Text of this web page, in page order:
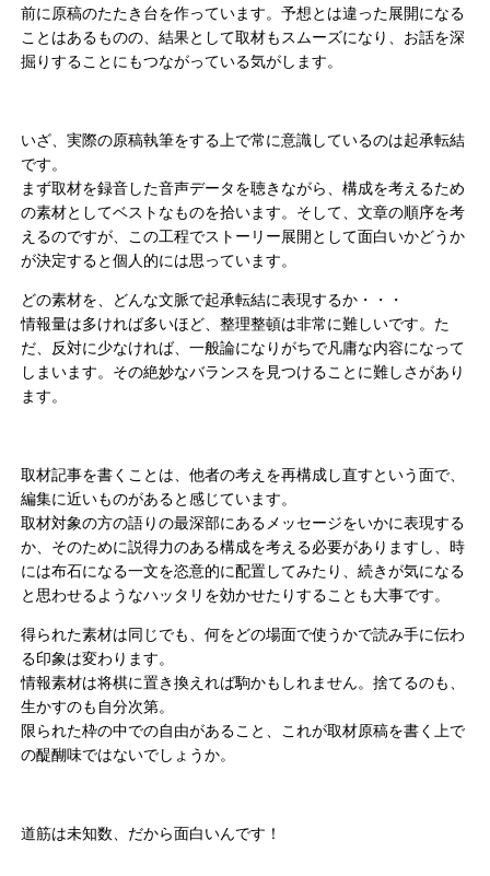
前に原稿のたたき台を作っています。予想とは違った展開になる
ことはあるものの、結果として取材もスムーズになり、お話を深
掘りすることにもつながっている気がします。
いざ、実際の原稿執筆をする上で常に意識しているのは起承転結
です。
まず取材を録音した音声データを聴きながら、構成を考えるため
の素材としてベストなものを拾います。そして、文章の順序を考
えるのですが、この工程でストーリー展開として面白いかどうか
が決定すると個人的には思っています。
どの素材を、どんな文脈で起承転結に表現するか・・・
情報量は多ければ多いほど、整理整頓は非常に難しいです。た
だ、反対に少なければ、一般論になりがちで凡庸な内容になって
しまいます。その絶妙なバランスを見つけることに難しさがあり
ます。
取材記事を書くことは、他者の考えを再構成し直すという面で、
編集に近いものがあると感じています。
取材対象の方の語りの最深部にあるメッセージをいかに表現する
か、そのために説得力のある構成を考える必要がありますし、時
には布石になる一文を恣意的に配置してみたり、続きが気になる
と思わせるようなハッタリを効かせたりすることも大事です。
得られた素材は同じでも、何をどの場面で使うかで読み手に伝わ
る印象は変わります。
情報素材は将棋に置き換えれば駒かもしれません。捨てるのも、
生かすのも自分次第。
限られた枠の中での自由があること、これが取材原稿を書く上で
の醍醐味ではないでしょうか。
道筋は未知数、だから面白いんです！